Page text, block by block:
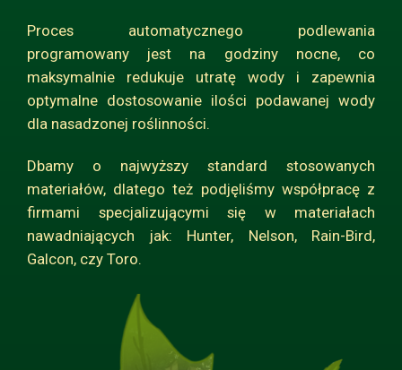
Proces automatycznego podlewania
programowany jest na godziny nocne, co
maksymalnie redukuje utratę wody i zapewnia
optymalne dostosowanie ilości podawanej wody
dla nasadzonej roślinności.
Dbamy o najwyższy standard stosowanych
materiałów, dlatego też podjęliśmy współpracę z
firmami specjalizującymi się w materiałach
nawadniających jak: Hunter, Nelson, Rain-Bird,
Galcon, czy Toro.